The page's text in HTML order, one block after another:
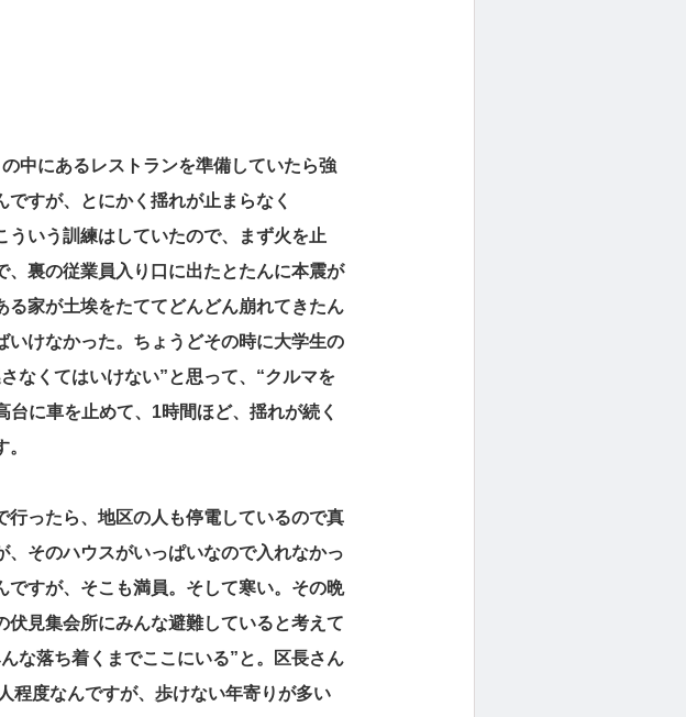
中にあるレストランを準備していたら強
すが、とにかく揺れが止まらなく
いう訓練はしていたので、まず火を止
裏の従業員入り口に出たとたんに本震が
家が土埃をたててどんどん崩れてきたん
けなかった。ちょうどその時に大学生の
なくてはいけない”と思って、“クルマを
に車を止めて、1時間ほど、揺れが続く
ったら、地区の人も停電しているので真
そのハウスがいっぱいなので入れなかっ
すが、そこも満員。そして寒い。その晩
見集会所にみんな避難していると考えて
な落ち着くまでここにいる”と。区長さん
程度なんですが、歩けない年寄りが多い